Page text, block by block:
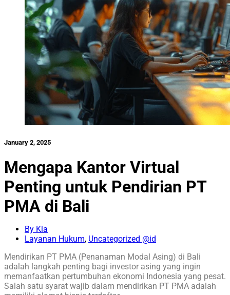
January 2, 2025
Mengapa Kantor Virtual
Penting untuk Pendirian PT
PMA di Bali
By Kia
Layanan Hukum, Uncategorized @id
Mendirikan PT PMA (Penanaman Modal Asing) di Bali
adalah langkah penting bagi investor asing yang ingin
memanfaatkan pertumbuhan ekonomi Indonesia yang pesat.
Salah satu syarat wajib dalam mendirikan PT PMA adalah